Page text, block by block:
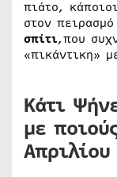
πιάτο,
στον πειρασμό
σπίτι,που
«πικάντικη»
Κάτι
με
Απριλίου